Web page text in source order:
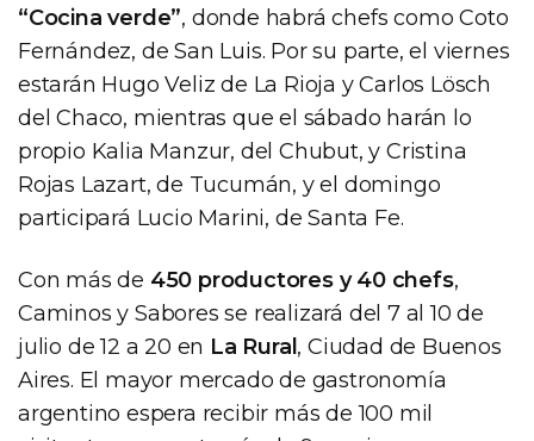
“Cocina verde”, donde habrá chefs como Coto
Fernández, de San Luis. Por su parte, el viernes
estarán Hugo Veliz de La Rioja y Carlos Lösch
del Chaco, mientras que el sábado harán lo
propio Kalia Manzur, del Chubut, y Cristina
Rojas Lazart, de Tucumán, y el domingo
participará Lucio Marini, de Santa Fe.
Con más de 450 productores y 40 chefs,
Caminos y Sabores se realizará del 7 al 10 de
julio de 12 a 20 en La Rural, Ciudad de Buenos
Aires. El mayor mercado de gastronomía
argentino espera recibir más de 100 mil